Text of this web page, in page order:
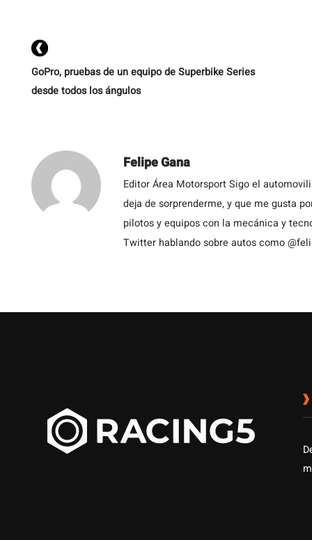
GoPro, pruebas de un equipo de Superbike Series
desde todos los ángulos
Felipe Gana
Editor Área Motorsport Sigo el
deja de sorprenderme, y que me gusta
pilotos y equipos con la mecánica y
Twitter hablando sobre autos como